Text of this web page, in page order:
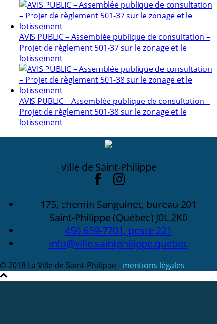
AVIS PUBLIC – Assemblée publique de consultation –
Projet de règlement 501-37 sur le zonage et le
lotissement
AVIS PUBLIC – Assemblée publique de consultation –
Projet de règlement 501-38 sur le zonage et le
lotissement
Ville de Saint-Philippe
175, chemin Sanguinet, bureau 201
Saint-Philippe (Québec) J0L 2K0
450 659-7701, poste 221
info@ville.saintphilippe.quebec
© 2018 La Ville de Saint-Philippe - mentions légales